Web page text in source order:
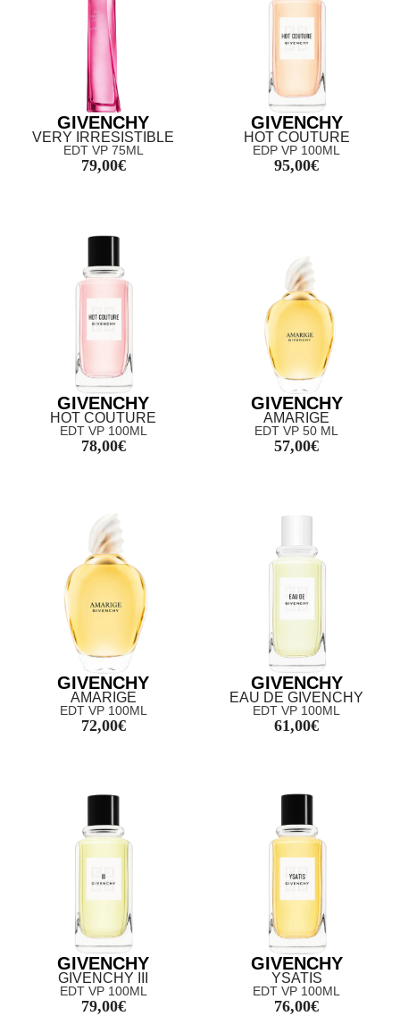
GIVENCHY
VERY IRRESISTIBLE
EDT VP 75ML
79,00€
GIVENCHY
HOT COUTURE
EDP VP 100ML
95,00€
GIVENCHY
HOT COUTURE
EDT VP 100ML
78,00€
GIVENCHY
AMARIGE
EDT VP 50 ML
57,00€
GIVENCHY
AMARIGE
EDT VP 100ML
72,00€
GIVENCHY
EAU DE GIVENCHY
EDT VP 100ML
61,00€
GIVENCHY
GIVENCHY III
EDT VP 100ML
79,00€
GIVENCHY
YSATIS
EDT VP 100ML
76,00€